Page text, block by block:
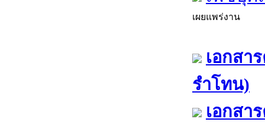
เผยแพร่งาน
เอกสา
รำโทน)
เอกสา